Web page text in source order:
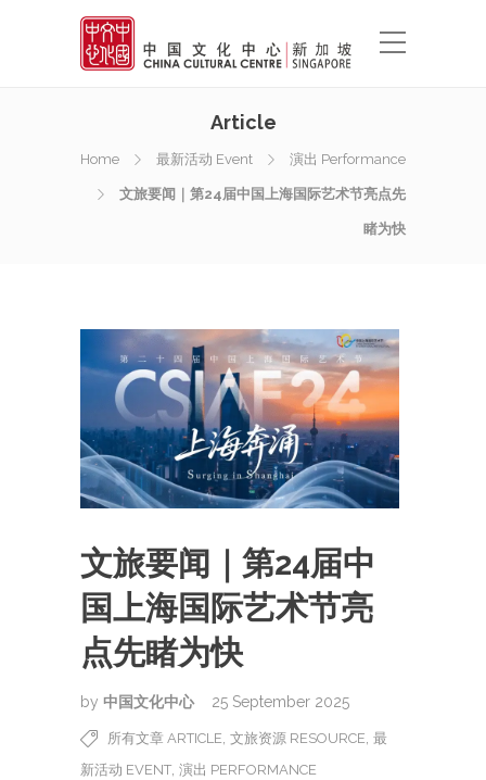
Article
Home 最新活动 Event 演出 Performance
文旅要闻｜第24届中国上海国际艺术节亮点先
睹为快
文旅要闻｜第24届中
国上海国际艺术节亮
点先睹为快
by 中国文化中心 25 September 2025
所有文章 ARTICLE 文旅资源 RESOURCE 最
新活动 EVENT 演出 PERFORMANCE